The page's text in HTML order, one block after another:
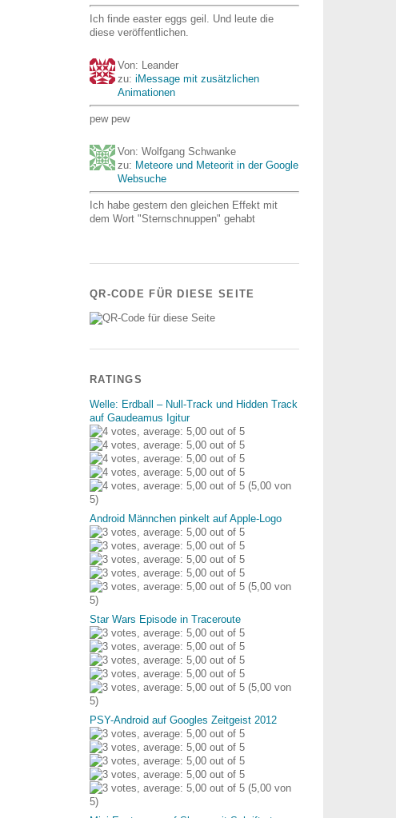
Ich finde easter eggs geil. Und leute die
diese veröffentlichen.
Von: Leander
zu: iMessage mit zusätzlichen
Animationen
pew pew
Von: Wolfgang Schwanke
zu: Meteore und Meteorit in der Google
Websuche
Ich habe gestern den gleichen Effekt mit
dem Wort "Sternschnuppen" gehabt
QR-CODE FÜR DIESE SEITE
RATINGS
Welle: Erdball – Null-Track und Hidden Track
auf Gaudeamus Igitur
(5,00 von
5)
Android Männchen pinkelt auf Apple-Logo
(5,00 von
5)
Star Wars Episode in Traceroute
(5,00 von
5)
PSY-Android auf Googles Zeitgeist 2012
(5,00 von
5)